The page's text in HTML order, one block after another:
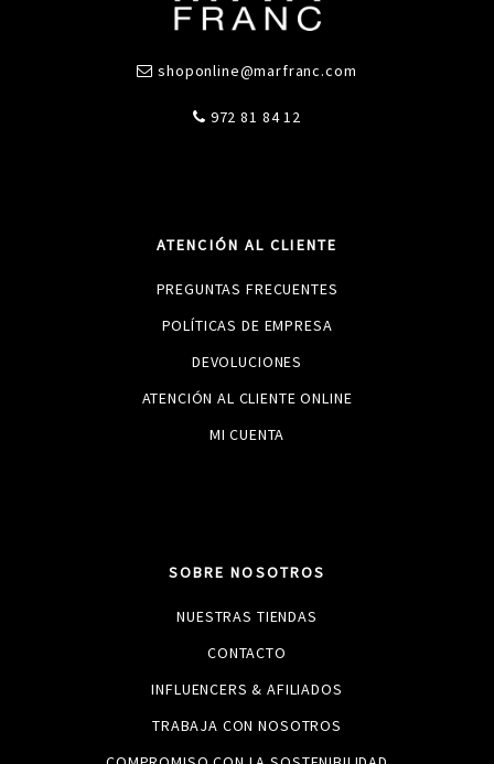
shoponline@marfranc.com
972 81 84 12
ATENCIÓN AL CLIENTE
PREGUNTAS FRECUENTES
POLÍTICAS DE EMPRESA
DEVOLUCIONES
ATENCIÓN AL CLIENTE ONLINE
MI CUENTA
SOBRE NOSOTROS
NUESTRAS TIENDAS
CONTACTO
INFLUENCERS & AFILIADOS
TRABAJA CON NOSOTROS